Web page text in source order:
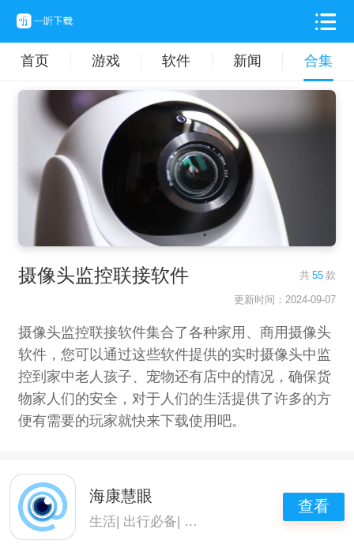
首页 游戏 软件 新闻 合集
摄像头监控联接软件 共 55 款
更新时间：2024-09-07
摄像头监控联接软件集合了各种家用、商用摄像头
软件，您可以通过这些软件提供的实时摄像头中监
控到家中老人孩子、宠物还有店中的情况，确保货
物家人们的安全，对于人们的生活提供了许多的方
便有需要的玩家就快来下载使用吧。
海康慧眼
生活| 出行必备| 摄像头监控联接软件|监控
查看